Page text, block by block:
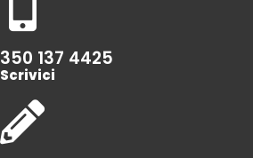
350 137 4425
Scrivici